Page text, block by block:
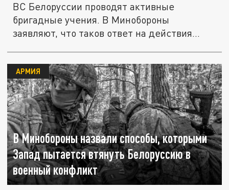
ВС Белоруссии проводят активные
бригадные учения. В Минобороны
заявляют, что таков ответ на действия...
В Минобороны назвали способы, которыми
Запад пытается втянуть Белоруссию в
военный конфликт
АРМИЯ